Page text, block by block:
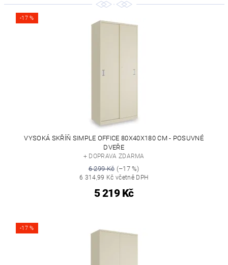
-17 %
VYSOKÁ SKŘÍŇ SIMPLE OFFICE 80X40X180 CM - POSUVNÉ
DVEŘE
+ DOPRAVA ZDARMA
6 299 Kč(–17 %)
6 314,99 Kč včetně DPH
5 219 Kč
-17 %